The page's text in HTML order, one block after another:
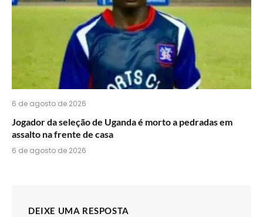
6 de agosto de 2026
Jogador da seleção de Uganda é morto a pedradas em
assalto na frente de casa
6 de agosto de 2026
DEIXE UMA RESPOSTA